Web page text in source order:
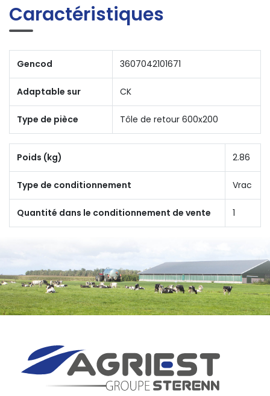
Caractéristiques
Gencod 3607042101671
Adaptable sur CK
Type de pièce Tôle de retour 600x200
Poids (kg) 2.86
Type de conditionnement Vrac
Quantité dans le conditionnement de vente 1